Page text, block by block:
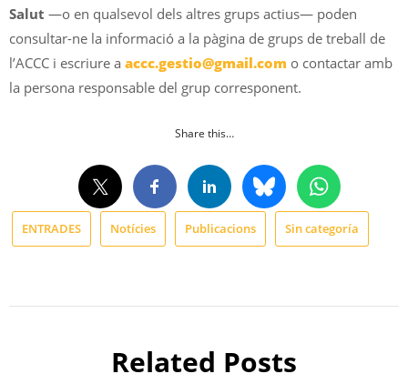
Salut —o en qualsevol dels altres grups actius— poden
consultar-ne la informació a la pàgina de grups de treball de
l’ACCC i escriure a accc.gestio@gmail.com o contactar amb
la persona responsable del grup corresponent.
Share this…
ENTRADES Notícies Publicacions Sin categoría
Related Posts